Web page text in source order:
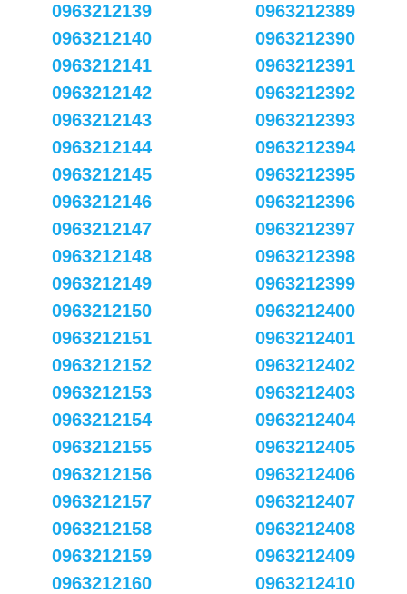
0963212139
0963212140
0963212141
0963212142
0963212143
0963212144
0963212145
0963212146
0963212147
0963212148
0963212149
0963212150
0963212151
0963212152
0963212153
0963212154
0963212155
0963212156
0963212157
0963212158
0963212159
0963212160
0963212389
0963212390
0963212391
0963212392
0963212393
0963212394
0963212395
0963212396
0963212397
0963212398
0963212399
0963212400
0963212401
0963212402
0963212403
0963212404
0963212405
0963212406
0963212407
0963212408
0963212409
0963212410